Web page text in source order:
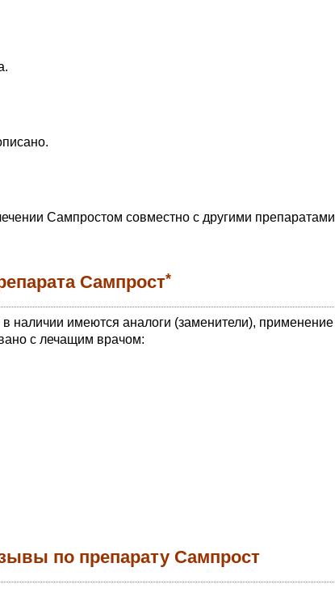
Сампростом совместно с другими
Сампрост*
в наличии имеются аналоги (заменители), применение
с лечащим врачом:
по препарату Сампрост